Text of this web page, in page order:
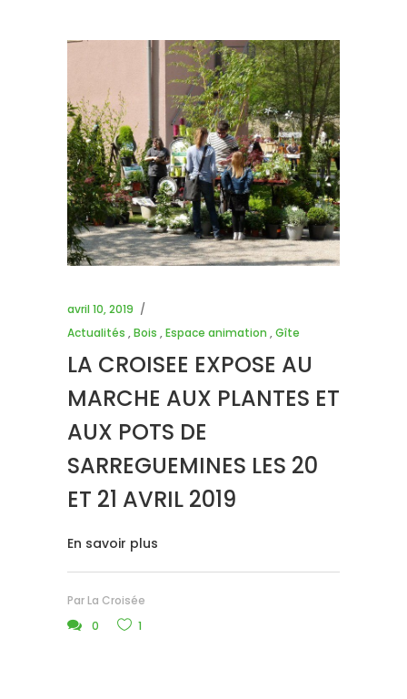
avril 10, 2019
Actualités ,Bois ,Espace animation ,Gîte
LA CROISEE EXPOSE AU
MARCHE AUX PLANTES ET
AUX POTS DE
SARREGUEMINES LES 20
ET 21 AVRIL 2019
En savoir plus
Par La Croisée
0
1